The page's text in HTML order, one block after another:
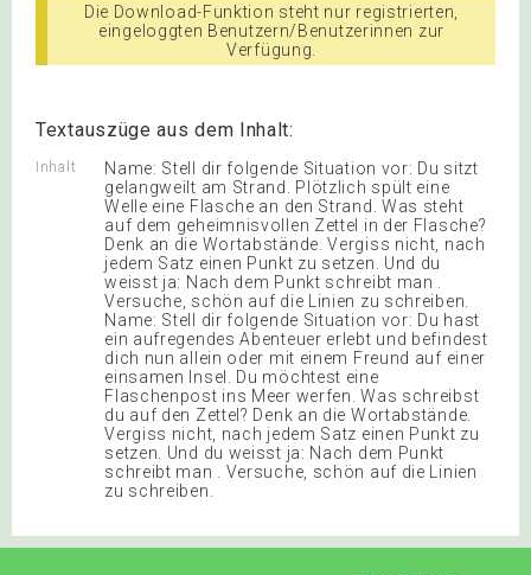
Die Download-Funktion steht nur registrierten,
eingeloggten Benutzern/Benutzerinnen zur
Verfügung.
Textauszüge aus dem Inhalt:
Inhalt
Name: Stell dir folgende Situation vor: Du sitzt
gelangweilt am Strand. Plötzlich spült eine
Welle eine Flasche an den Strand. Was steht
auf dem geheimnisvollen Zettel in der Flasche?
Denk an die Wortabstände. Vergiss nicht, nach
jedem Satz einen Punkt zu setzen. Und du
weisst ja: Nach dem Punkt schreibt man .
Versuche, schön auf die Linien zu schreiben.
Name: Stell dir folgende Situation vor: Du hast
ein aufregendes Abenteuer erlebt und befindest
dich nun allein oder mit einem Freund auf einer
einsamen Insel. Du möchtest eine
Flaschenpost ins Meer werfen. Was schreibst
du auf den Zettel? Denk an die Wortabstände.
Vergiss nicht, nach jedem Satz einen Punkt zu
setzen. Und du weisst ja: Nach dem Punkt
schreibt man . Versuche, schön auf die Linien
zu schreiben.